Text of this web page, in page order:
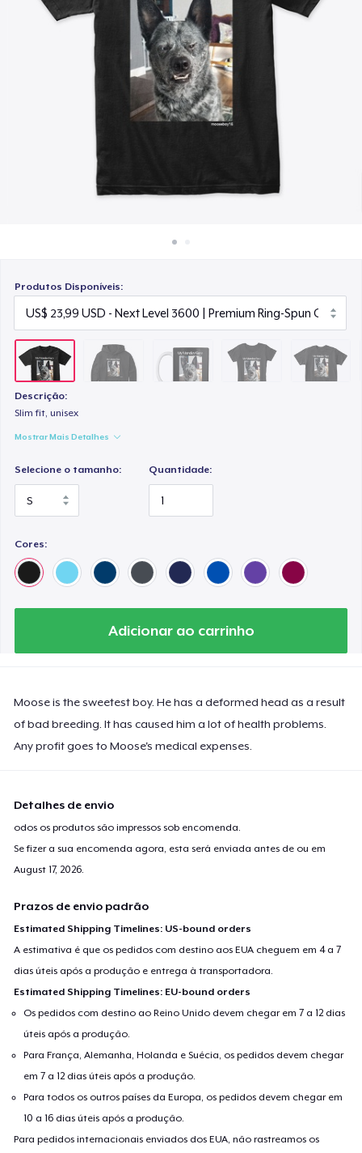
Venda em todo lugar
Venda qualquer coisa
Produtos Disponíveis:
Descrição:
Slim fit, unisex
Mostrar Mais Detalhes
Selecione o tamanho: Quantidade:
Cores:
Adicionar ao carrinho
Moose is the sweetest boy. He has a deformed head as a result
of bad breeding. It has caused him a lot of health problems.
Any profit goes to Moose's medical expenses.
Detalhes de envio
odos os produtos são impressos sob encomenda.
Se fizer a sua encomenda agora, esta será enviada antes de ou em
August 17, 2026.
Prazos de envio padrão
Estimated Shipping Timelines: US-bound orders
A estimativa é que os pedidos com destino aos EUA cheguem em 4 a 7
dias úteis após a produção e entrega à transportadora.
Estimated Shipping Timelines: EU-bound orders
Os pedidos com destino ao Reino Unido devem chegar em 7 a 12 dias
úteis após a produção.
Para França, Alemanha, Holanda e Suécia, os pedidos devem chegar
em 7 a 12 dias úteis após a produção.
Para todos os outros países da Europa, os pedidos devem chegar em
10 a 16 dias úteis após a produção.
Para pedidos internacionais enviados dos EUA, não rastreamos os
US$ 14,99
Women's Comfort Tee
US$ 22,99
Kids Premium Tee
Poster - 46x61cm (18"x24")